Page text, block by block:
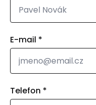
E-mail *
Telefon *